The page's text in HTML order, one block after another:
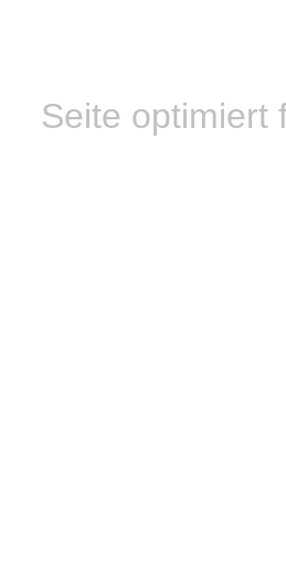
Seite optimiert